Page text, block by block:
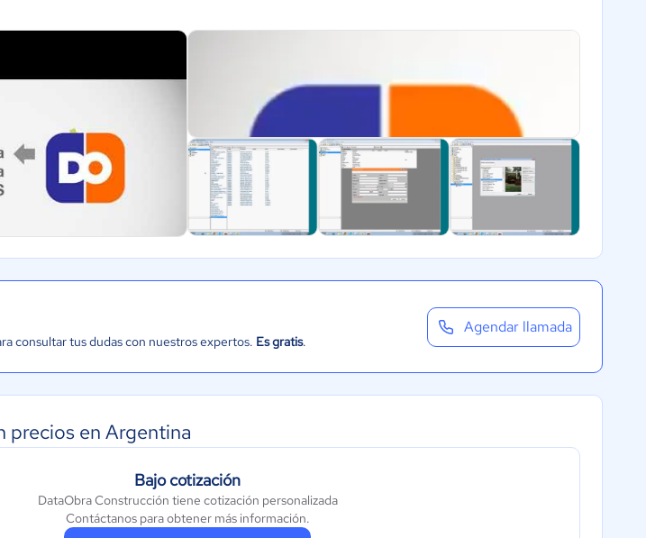
consultar tus dudas con nuestros expertos. Es gratis.
Agendar llamada
en Argentina
Bajo cotización
DataObra Construcción tiene cotización personalizada
Contáctanos para obtener más información.